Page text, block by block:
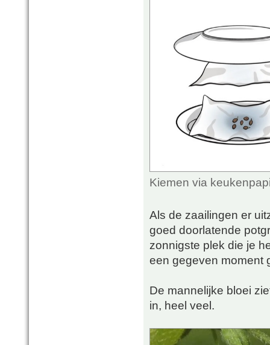
Kiemen via
Als de zaailingen er
goed doorlatende
zonnigste plek die je
een gegeven moment
De mannelijke bloei
in, heel veel.